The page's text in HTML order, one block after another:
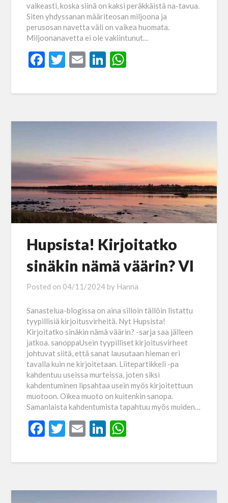
vaikeasti, koska siinä on kaksi peräkkäistä na-tavua.
Siten yhdyssanan määriteosan miljoona ja
perusosan navetta väli on vaikea huomata.
Miljoonanavetta ei ole vakiintunut…
Facebook
Twitter
EmailLinkedIn
Hupsista! Kirjoitatko
sinäkin nämä väärin? VI
Posted on 04/11/2024 by Hanna
Sanastelua-blogissa on aina silloin tällöin listattu
tyypillisiä kirjoitusvirheitä. Nyt Hupsista!
Kirjoitatko sinäkin nämä väärin? -sarja saa jälleen
jatkoa. sanoppaUsein tyypilliset kirjoitusvirheet
johtuvat siitä, että sanat lausutaan hieman eri
tavalla kuin ne kirjoitetaan. Liitepartikkeli -pa
kahdentuu useissa murteissa, joten siksi
kahdentuminen lipsahtaa usein myös kirjoitettuun
muotoon. Oikea muoto on kuitenkin sanopa.
Samanlaista kahdentumista tapahtuu myös muiden…
Facebook
Twitter
EmailLinkedIn